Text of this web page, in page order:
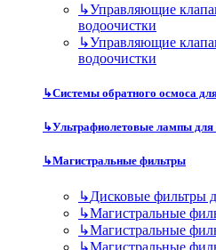
↳Управляющие
водоочистки
↳Управляющие
водоочистки
↳Системы обратного осмоса
↳Ультрафиолетовые лампы
↳Магистральные фильтры
↳Дисковые фильтры
↳Магистральные
↳Магистральные